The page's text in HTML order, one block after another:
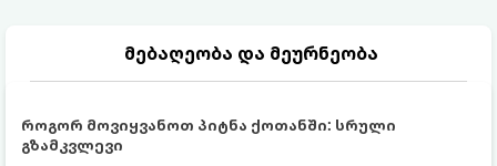
მებაღეობა და მეურნეობა
როგორ მოვიყვანოთ პიტნა ქოთანში: სრული
გზამკვლევი